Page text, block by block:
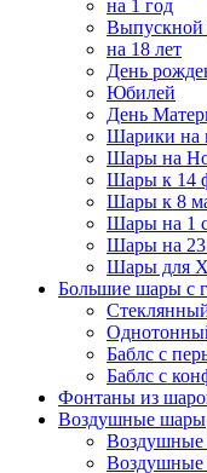
на 1 год
Выпускной
на 18 лет
День
Юбилей
День
Шарики на
Шары на
Шары к 14
Шары к 8
Шары на 1
Шары на 23
Шары для
Большие шары с
Баблс с
Баблс с
Фонтаны из
Воздушные шары
Воздушные
Воздушные